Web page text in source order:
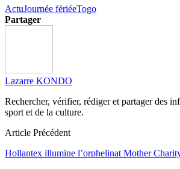
ActuJournée fériéeTogo
Partager
Lazarre KONDO
Rechercher, vérifier, rédiger et partager des
sport et de la culture.
Article Précédent
Hollantex illumine l’orphelinat Mother